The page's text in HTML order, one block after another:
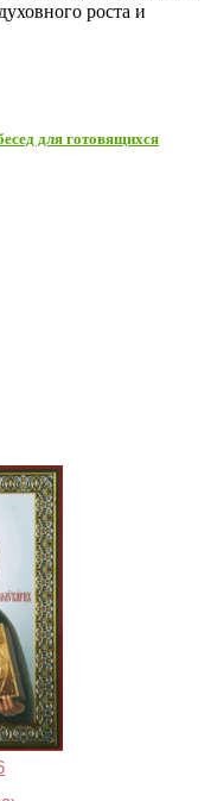
роста и
для готовящихся